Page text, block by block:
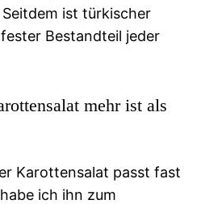
ist türkischer
Bestandteil jeder
mehr ist als
Karottensalat passt fast
ich ihn zum